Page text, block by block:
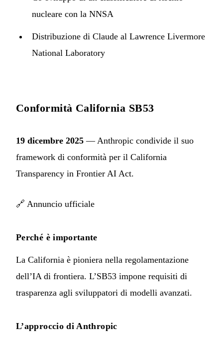
nucleare con la NNSA
Distribuzione di Claude al Lawrence Livermore
National Laboratory
Conformità California SB53
19 dicembre 2025 — Anthropic condivide il suo
framework di conformità per il California
Transparency in Frontier AI Act.
🔗 Annuncio ufficiale
Perché è importante
La California è pioniera nella regolamentazione
dell’IA di frontiera. L’SB53 impone requisiti di
trasparenza agli sviluppatori di modelli avanzati.
L’approccio di Anthropic